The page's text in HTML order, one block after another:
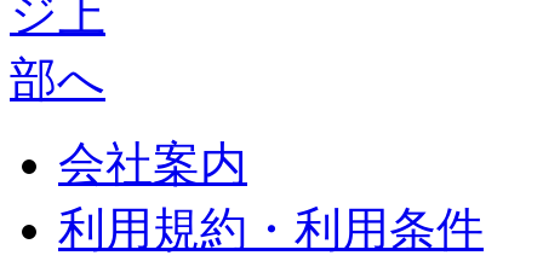
会社案内
利用規約・利用条件